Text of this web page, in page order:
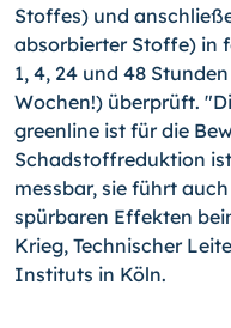
Stoffes) und
absorbierter Stoffe) in
1, 4, 24 und 48
Wochen!) überprüft.
greenline ist für die
Schadstoffreduktion
messbar, sie führt
spürbaren Effekten
Krieg, Technischer
Instituts in Köln.